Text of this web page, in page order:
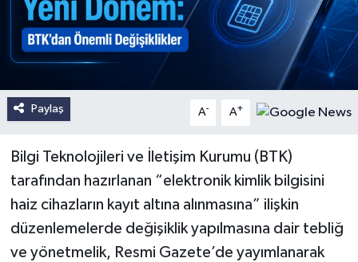
Paylaş A- A+
Bilgi Teknolojileri ve İletişim Kurumu (BTK)
tarafından hazırlanan “elektronik kimlik bilgisini
haiz cihazların kayıt altına alınmasına” ilişkin
düzenlemelerde değişiklik yapılmasına dair tebliğ
ve yönetmelik, Resmi Gazete’de yayımlanarak